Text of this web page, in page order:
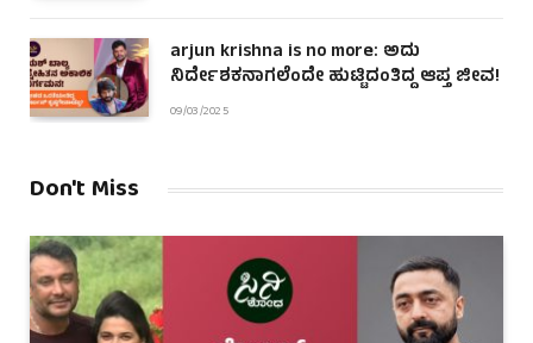
arjun krishna is no more: ಅದು
ನಿರ್ದೇಶಕನಾಗಲೆಂದೇ ಹುಟ್ಟಿದಂತಿದ್ದ ಆಪ್ತ ಜೀವ!
09/03/2025
Don't Miss